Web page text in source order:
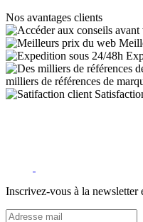
Nos avantages clients
milliers de références de
Inscrivez-vous à la